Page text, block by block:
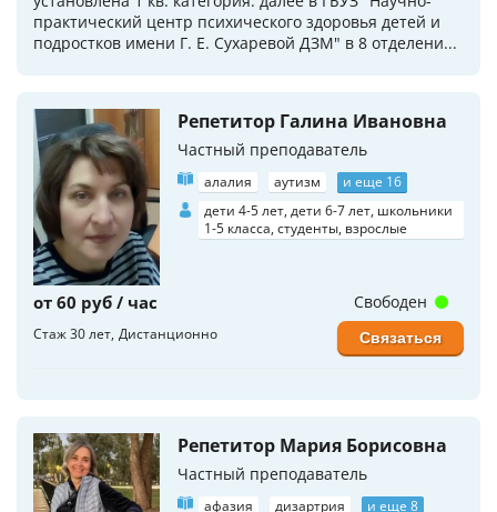
практический центр психического здоровья детей и
подростков имени Г. Е. Сухаревой ДЗМ" в 8 отделени...
Репетитор Галина Ивановна
Частный преподаватель
алалия аутизм
и еще 16
дети 4-5 лет, дети 6-7 лет, школьники
1-5 класса, студенты, взрослые
от 60 руб / час
Стаж 30 лет Дистанционно
Свободен
Связаться
Репетитор Мария Борисовна
Частный преподаватель
афазия дизартрия и еще 8